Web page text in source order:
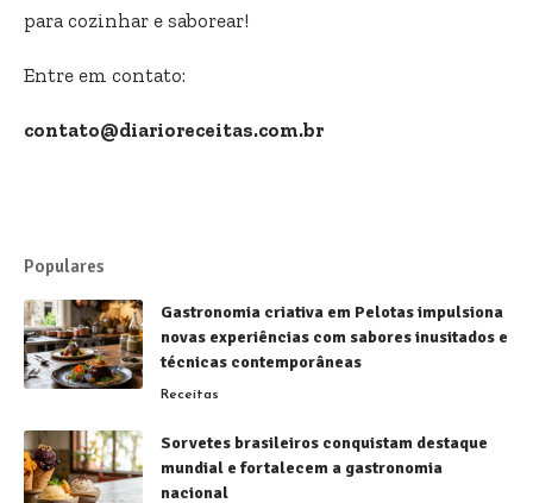
para cozinhar e saborear!
Entre em contato:
contato@diarioreceitas.com.br
Populares
Gastronomia criativa em Pelotas impulsiona
novas experiências com sabores inusitados e
técnicas contemporâneas
Receitas
Sorvetes brasileiros conquistam destaque
mundial e fortalecem a gastronomia
nacional